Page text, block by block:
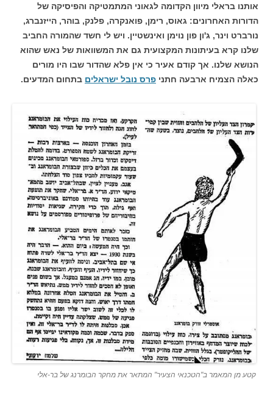
אותנו בראלי מיוון הקדומה לגאוני המתמטיקה והפיסיקה של
הדורות האחרונים: גאוס, רימן, פואנקרה, פלנק, בוהר, הייזנברג,
נורברט וינר, ג'ון פון נוימן ואינשטיין. ויש לי חשד שהמורה החביב
שלנו קרא בעיתונות המקצועית גם את המשוואות של נאש שהוא
הנושא שלנו. אך קודם אעיר כי אין פלא שהדור שבו היו מורים
כאלה הצמיח ארבעה חתניפרס נובל ישראליםבתחום המדעים.
קטע מן המאמר ב"הטכנאי הצעיר" המתאר את מחקר הבומרנג של בר-אלי